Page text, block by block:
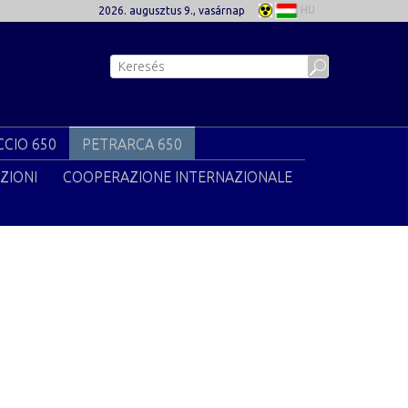
2026. augusztus 9., vasárnap HU
650
PETRARCA 650
COOPERAZIONE INTERNAZIONALE